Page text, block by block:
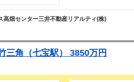
高畑センター三井不動産リアルティ(株)
三角（七宝駅） 3850万円